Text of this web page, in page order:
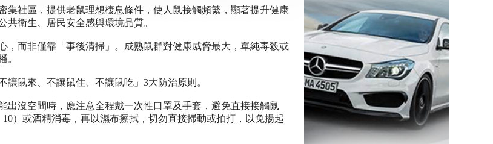
集社區，提供老鼠理想棲息條件，使人鼠接觸頻繁，顯著提升健康
衛生、居民安全感與環境品質。
，而非僅靠「事後清掃」。成熟鼠群對健康威脅最大，單純毒殺或
。
鼠來、不讓鼠住、不讓鼠吃」3大防治原則。
沒空間時，應注意全程戴一次性口罩及手套，避免直接接觸鼠
）或酒精消毒，再以濕布擦拭，切勿直接掃動或拍打，以免揚起